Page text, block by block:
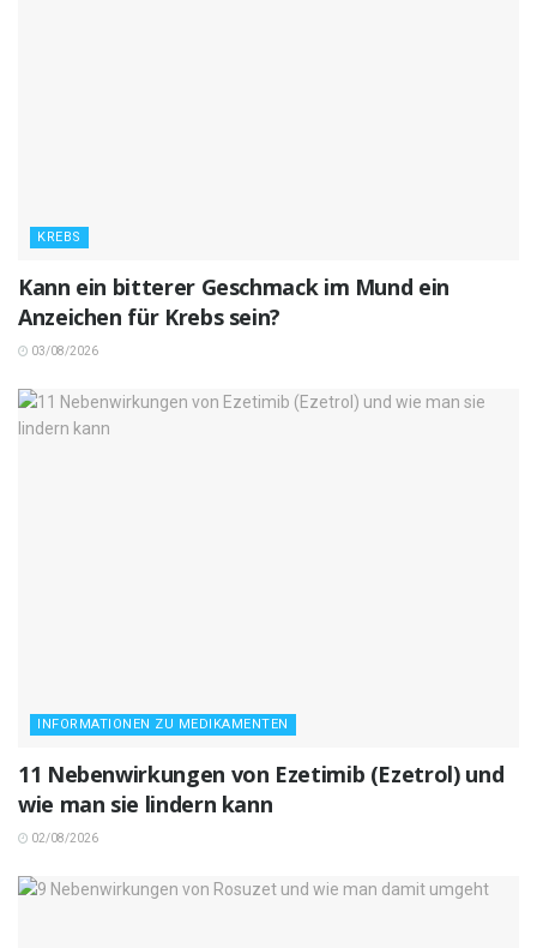
KREBS
Kann ein bitterer Geschmack im Mund ein
Anzeichen für Krebs sein?
03/08/2026
INFORMATIONEN ZU MEDIKAMENTEN
11 Nebenwirkungen von Ezetimib (Ezetrol) und
wie man sie lindern kann
02/08/2026